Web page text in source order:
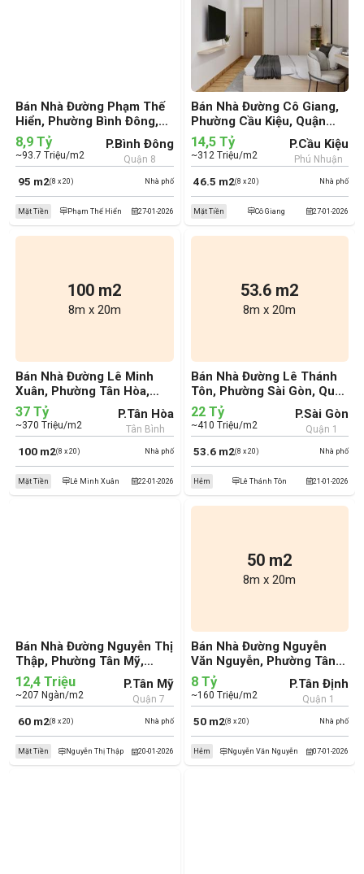
Bán Nhà Đường Phạm Thế
Hiển, Phường Bình Đông,
Quận 8 (cũ)
Nhà phố
95 m2(8 x 20)
8,9 Tỷ
~93.7 Triệu/m2
P.Bình Đông
Quận 8
27-01-2026
Mặt Tiền Phạm Thế Hiển
Bán Nhà Đường Cô Giang,
Phường Cầu Kiệu, Quận
Phú Nhuận (cũ)
Nhà phố
46.5 m2(8 x 20)
14,5 Tỷ
~312 Triệu/m2
P.Cầu Kiệu
Phú Nhuận
27-01-2026
Mặt Tiền Cô Giang
100 m2
8m x 20m
Bán Nhà Đường Lê Minh
Xuân, Phường Tân Hòa,
Quận Tân Bình (cũ)
Nhà phố
100 m2(8 x 20)
37 Tỷ
~370 Triệu/m2
P.Tân Hòa
Tân Bình
22-01-2026
Mặt Tiền Lê Minh Xuân
53.6 m2
8m x 20m
Bán Nhà Đường Lê Thánh
Tôn, Phường Sài Gòn, Quận
1 (cũ)
Nhà phố
53.6 m2(8 x 20)
22 Tỷ
~410 Triệu/m2
P.Sài Gòn
Quận 1
21-01-2026
Hẻm Lê Thánh Tôn
Bán Nhà Đường Nguyễn Thị
Thập, Phường Tân Mỹ,
Quận 7 (cũ)
Nhà phố
60 m2(8 x 20)
12,4 Triệu
~207 Ngàn/m2
P.Tân Mỹ
Quận 7
20-01-2026
Mặt Tiền Nguyễn Thị Thập
50 m2
8m x 20m
Bán Nhà Đường Nguyễn
Văn Nguyễn, Phường Tân
Định, Quận 1 (cũ)
Nhà phố
50 m2(8 x 20)
8 Tỷ
~160 Triệu/m2
P.Tân Định
Quận 1
07-01-2026
Hẻm Nguyễn Văn Nguyễn